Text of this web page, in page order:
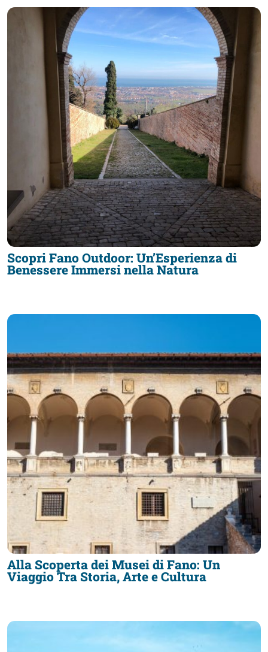
Informazioni
Guide
Fano
Accessibili
Scopri Fano Outdoor: Un’Esperienza di
Benessere Immersi nella Natura
Alla Scoperta dei Musei di Fano: Un
Viaggio Tra Storia, Arte e Cultura